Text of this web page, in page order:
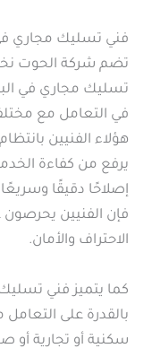
فني تسليك مجاري في
تضم شركة الحوت
تسليك مجاري في
في التعامل مع
هؤلاء الفنيين
يرفع من كفاءة
إصلاحًا دقيقًا
فإن الفنيين يحرصون
الاحتراف والأمان.
كما يتميز فني
بالقدرة على
سكنية أو تجارية أو